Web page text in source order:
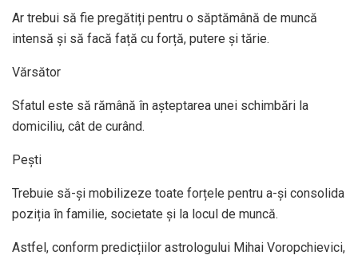
Ar trebui să fie pregătiți pentru o săptămână de muncă
intensă și să facă față cu forță, putere și tărie.
Vărsător
Sfatul este să rămână în așteptarea unei schimbări la
domiciliu, cât de curând.
Pești
Trebuie să-și mobilizeze toate forțele pentru a-și consolida
poziția în familie, societate și la locul de muncă.
Astfel, conform predicțiilor astrologului Mihai Voropchievici,